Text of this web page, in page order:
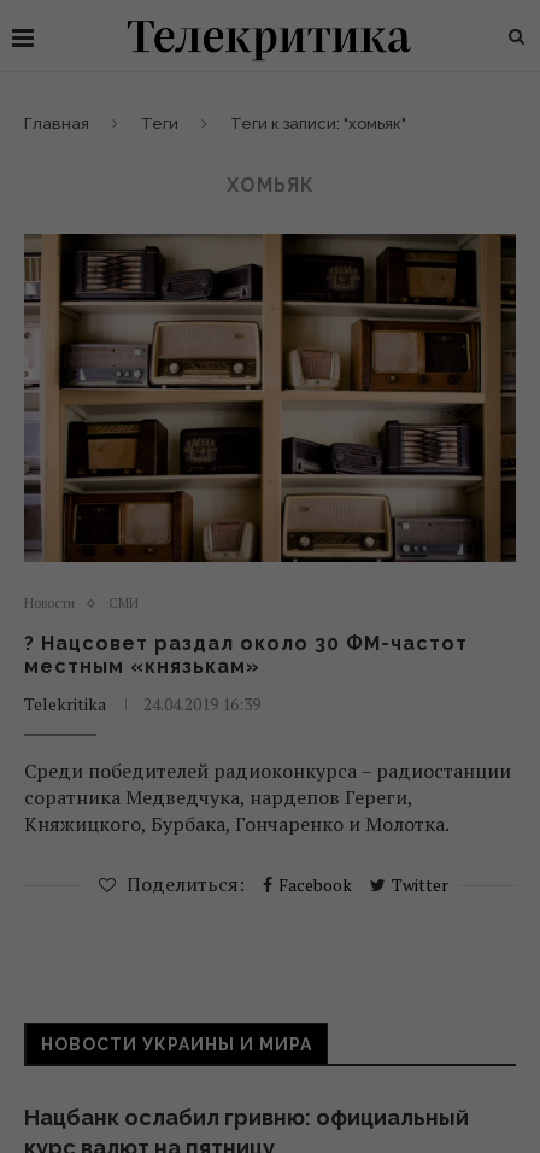
Главная Теги Теги к записи: "хомьяк"
ХОМЬЯК
Новости СМИ
? Нацсовет раздал около 30 ФМ-частот
местным «князькам»
Telekritika
24.04.2019 16:39
Среди победителей радиоконкурса – радиостанции
соратника Медведчука, нардепов Гереги,
Княжицкого, Бурбака, Гончаренко и Молотка.
Поделиться: Facebook Twitter
НОВОСТИ УКРАИНЫ И МИРА
Нацбанк ослабил гривню: официальный
курс валют на пятницу